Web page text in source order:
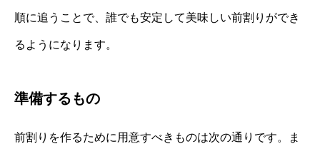
順に追うことで、誰でも安定して美味しい前割りができ
るようになります。
準備するもの
前割りを作るために用意すべきものは次の通りです。ま